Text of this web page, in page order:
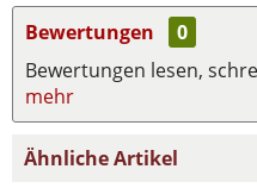
Bewertungen
0
Bewertungen lesen,
mehr
Ähnliche Artikel